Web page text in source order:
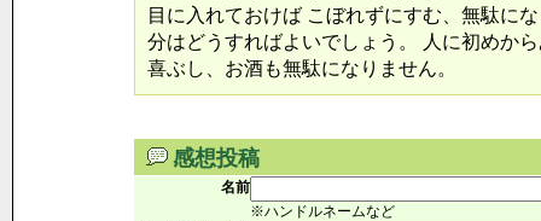
目に入れておけば こぼれずにすむ、無駄に
分はどうすればよいでしょう。 人に初めか
喜ぶし、お酒も無駄になりません。
感想投稿
名前
※ハンドルネームなど